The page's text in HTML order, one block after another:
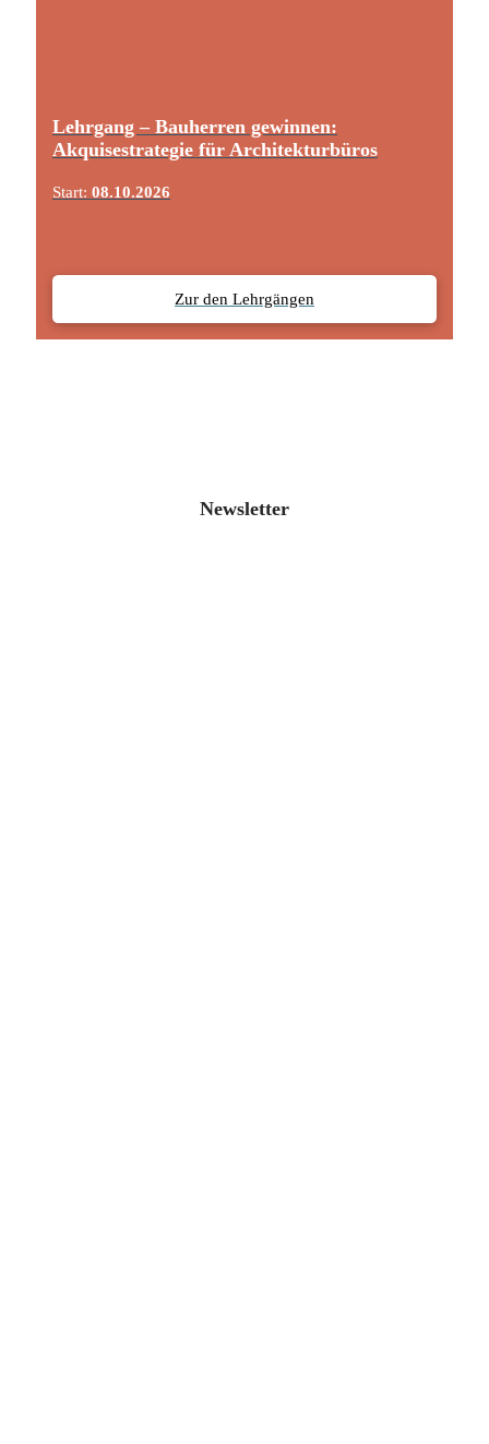
Lehrgang – Bauherren gewinnen:
Akquisestrategie für Architekturbüros
Start: 08.10.2026
Zur den Lehrgängen
Newsletter